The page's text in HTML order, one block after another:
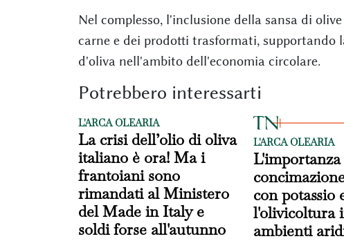
Nel complesso, l'inclusione della sansa di
carne e dei prodotti trasformati, supportando
d'oliva nell'ambito dell'economia circolare.
Potrebbero interessarti
L'ARCA OLEARIA
La crisi dell’olio di oliva
italiano è ora! Ma i
frantoiani sono
rimandati al Ministero
del Made in Italy e
soldi forse all'autunno
L'ARCA OLEARIA
con potassio
l'olivicoltura
ambienti